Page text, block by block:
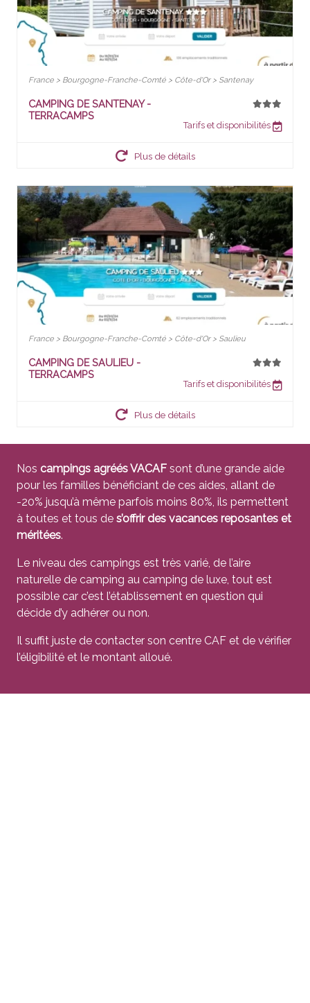
France > Bourgogne-Franche-Comté > Côte-d'Or > Santenay
CAMPING DE SANTENAY -
TERRACAMPS
Tarifs et disponibilités
Plus de détails
France > Bourgogne-Franche-Comté > Côte-d'Or > Saulieu
CAMPING DE SAULIEU -
TERRACAMPS
Tarifs et disponibilités
Plus de détails
Nos campings agréés VACAF sont d’une grande aide
pour les familles bénéficiant de ces aides, allant de
-20% jusqu’à même parfois moins 80%, ils permettent
à toutes et tous de s’offrir des vacances reposantes et
méritées.
Le niveau des campings est très varié, de l’aire
naturelle de camping au camping de luxe, tout est
possible car c’est l’établissement en question qui
décide d’y adhérer ou non.
Il suffit juste de contacter son centre CAF et de vérifier
l’éligibilité et le montant alloué.